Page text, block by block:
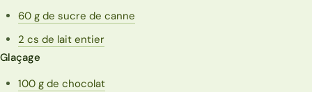
60 g de sucre de canne
2 cs de lait entier
Glaçage
100 g de chocolat